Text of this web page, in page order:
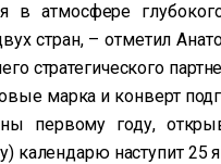
в атмосфере
стран, – отметил
стратегического
марка и конверт
первому году,
календарю наступит 25